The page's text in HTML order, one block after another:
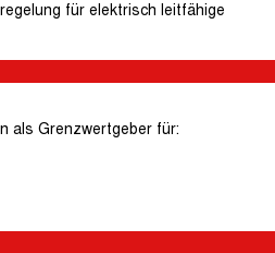
für elektrisch leitfähige
als Grenzwertgeber für: